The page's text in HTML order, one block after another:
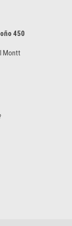
450
Montt